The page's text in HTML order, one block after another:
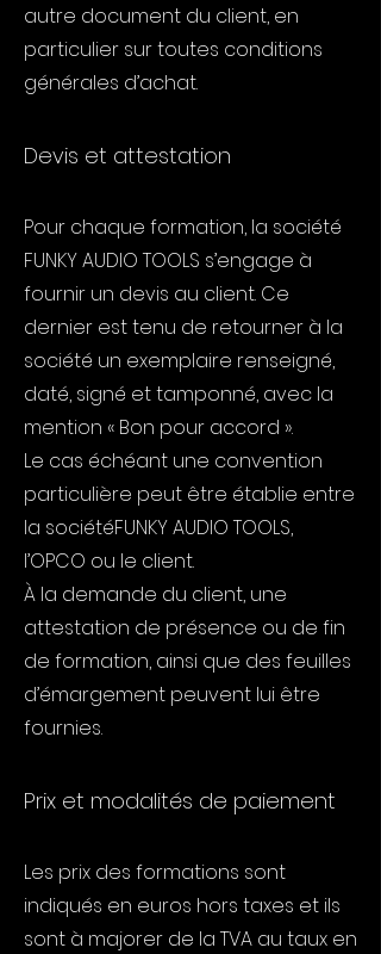
autre document du client, en
particulier sur toutes conditions
générales d’achat.
Devis et attestation
Pour chaque formation, la société
FUNKY AUDIO TOOLS s’engage à
fournir un devis au client. Ce
dernier est tenu de retourner à la
société un exemplaire renseigné,
daté, signé et tamponné, avec la
mention « Bon pour accord ».
Le cas échéant une convention
particulière peut être établie entre
la sociétéFUNKY AUDIO TOOLS,
l’OPCO ou le client.
À la demande du client, une
attestation de présence ou de fin
de formation, ainsi que des feuilles
d’émargement peuvent lui être
fournies.
Prix et modalités de paiement
Les prix des formations sont
indiqués en euros hors taxes et ils
sont à majorer de la TVA au taux en